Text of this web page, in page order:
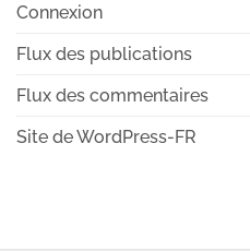
Connexion
Flux des publications
Flux des commentaires
Site de WordPress-FR